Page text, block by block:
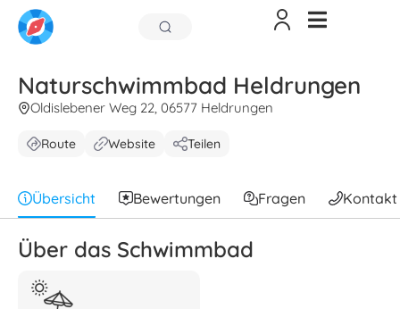
Naturschwimmbad Heldrungen
Oldislebener Weg 22, 06577 Heldrungen
Route Website Teilen
Übersicht Bewertungen Fragen Kontakt
Über das Schwimmbad